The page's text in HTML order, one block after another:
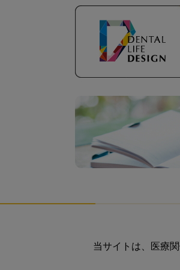
当サイトは、医療